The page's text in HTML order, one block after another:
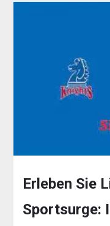
Erleben Sie
Sportsurge: